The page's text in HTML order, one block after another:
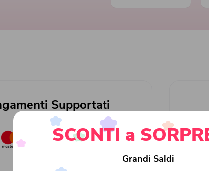
Supportati
SCONTI a
Grandi Saldi